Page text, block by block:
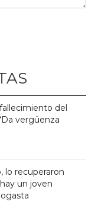
del
vergüenza
lo recuperaron
un joven